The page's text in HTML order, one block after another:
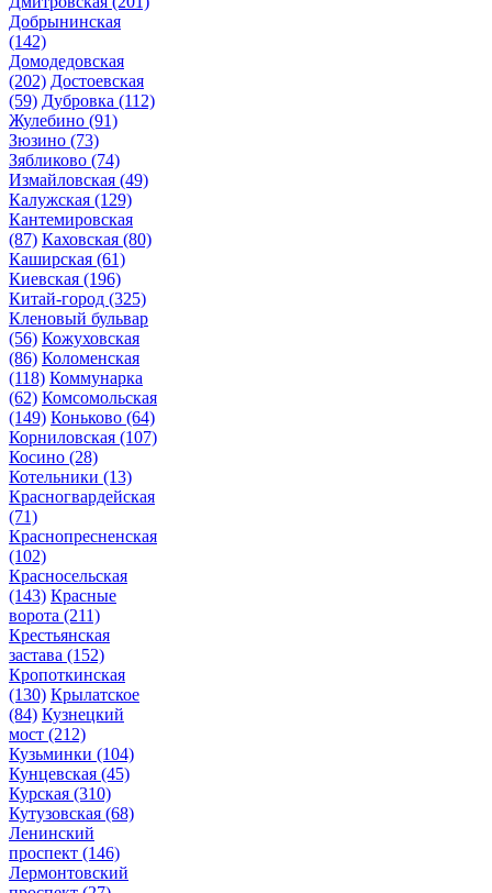
Добрынинская
(142)
Домодедовская
(202) Достоевская
(59) Дубровка (112)
Жулебино (91)
Зюзино (73)
Зябликово (74)
Измайловская (49)
Калужская (129)
Кантемировская
(87) Каховская (80)
Каширская (61)
Киевская (196)
Китай-город (325)
Кленовый бульвар
(56) Кожуховская
(86) Коломенская
(118) Коммунарка
(62) Комсомольская
(149) Коньково (64)
Корниловская (107)
Косино (28)
Котельники (13)
Красногвардейская
(71)
Краснопресненская
(102)
Красносельская
(143) Красные
ворота (211)
Крестьянская
застава (152)
Кропоткинская
(130) Крылатское
(84) Кузнецкий
мост (212)
Кузьминки (104)
Кунцевская (45)
Курская (310)
Кутузовская (68)
Ленинский
проспект (146)
Лермонтовский